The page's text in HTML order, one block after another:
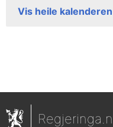
Vis heile kalenderen